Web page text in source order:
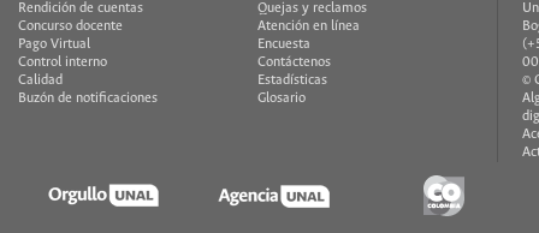
Rendición de cuentas
Concurso docente
Pago Virtual
Control interno
Calidad
Buzón de notificaciones
Quejas y reclamos
Atención en línea
Encuesta
Contáctenos
Estadísticas
Glosario
©